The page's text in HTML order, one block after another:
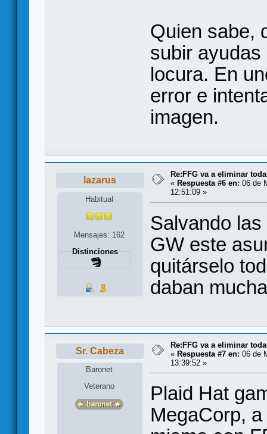
Quien sabe,
subir
locura. En
error e
imagen.
lazarus
Habitual
Mensajes: 162
Distinciones
Re:FFG va a eliminar
« Respuesta #6 en: 06 de
12:51:09 »
Salvando
GW este
quitárselo
daban
Sr. Cabeza
Baronet
Veterano
Re:FFG va a eliminar
« Respuesta #7 en: 06 de
13:39:52 »
Plaid Hat
MegaCorp,